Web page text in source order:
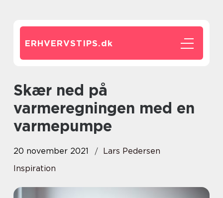
ERHVERVSTIPS.dk
Skær ned på
varmeregningen med en
varmepumpe
20 november 2021
Lars Pedersen
Inspiration